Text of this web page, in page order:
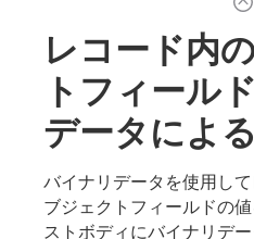
レコード内
トフィール
データによ
バイナリデータを使用し
ブジェクトフィールドの
ストボディにバイナリデ